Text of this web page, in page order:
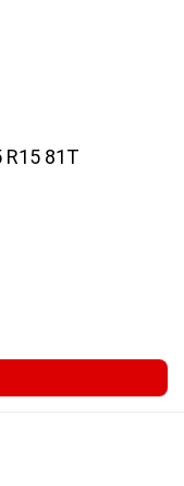
81T